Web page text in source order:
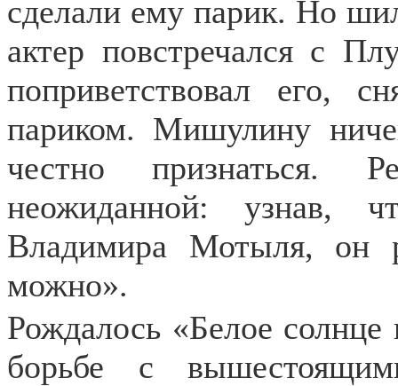
сделали ему парик. Но
актер повстречался с
поприветствовал его,
париком. Мишулину
честно признаться.
неожиданной: узнав,
Владимира Мотыля, он
можно».
Рождалось «Белое
борьбе с